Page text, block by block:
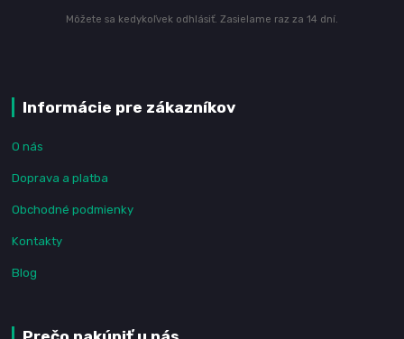
Môžete sa kedykoľvek odhlásiť. Zasielame raz za 14 dní.
Informácie pre zákazníkov
O nás
Doprava a platba
Obchodné podmienky
Kontakty
Blog